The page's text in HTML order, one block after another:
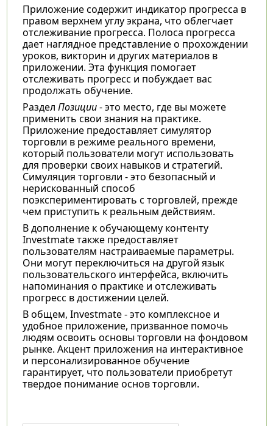
Приложение содержит индикатор прогресса в
правом верхнем углу экрана, что облегчает
отслеживание прогресса. Полоса прогресса
дает наглядное представление о прохождении
уроков, викторин и других материалов в
приложении. Эта функция помогает
отслеживать прогресс и побуждает вас
продолжать обучение.
Раздел Позиции- это место, где вы можете
применить свои знания на практике.
Приложение предоставляет симулятор
торговли в режиме реального времени,
который пользователи могут использовать
для проверки своих навыков и стратегий.
Симуляция торговли - это безопасный и
нерискованный способ
поэкспериментировать с торговлей, прежде
чем приступить к реальным действиям.
В дополнение к обучающему контенту
Investmate также предоставляет
пользователям настраиваемые параметры.
Они могут переключиться на другой язык
пользовательского интерфейса, включить
напоминания о практике и отслеживать
прогресс в достижении целей.
В общем, Investmate - это комплексное и
удобное приложение, призванное помочь
людям освоить основы торговли на фондовом
рынке. Акцент приложения на интерактивное
и персонализированное обучение
гарантирует, что пользователи приобретут
твердое понимание основ торговли.